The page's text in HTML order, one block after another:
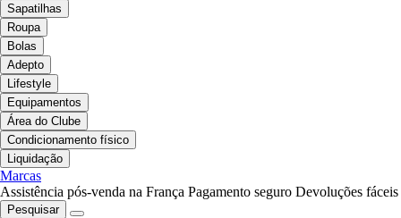
Sapatilhas
Roupa
Bolas
Adepto
Lifestyle
Equipamentos
Área do Clube
Condicionamento físico
Liquidação
Marcas
Assistência pós-venda na França Pagamento seguro Devoluções fáceis
Pesquisar